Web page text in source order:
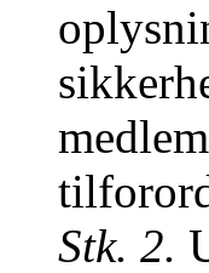
Stk. 2.